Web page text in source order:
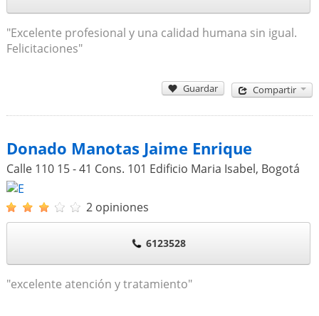
"Excelente profesional y una calidad humana sin igual.
Felicitaciones"
Guardar Compartir
Donado Manotas Jaime Enrique
Calle 110 15 - 41 Cons. 101 Edificio Maria Isabel, Bogotá
2 opiniones
6123528
"excelente atención y tratamiento"